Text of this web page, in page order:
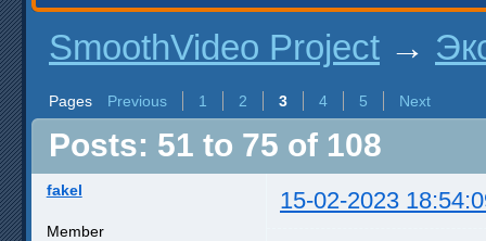
SmoothVideo Project →
Pages Previous 1 2 3 4 5 Next
Posts: 51 to 75 of 108
fakel 15-02-2023
Member